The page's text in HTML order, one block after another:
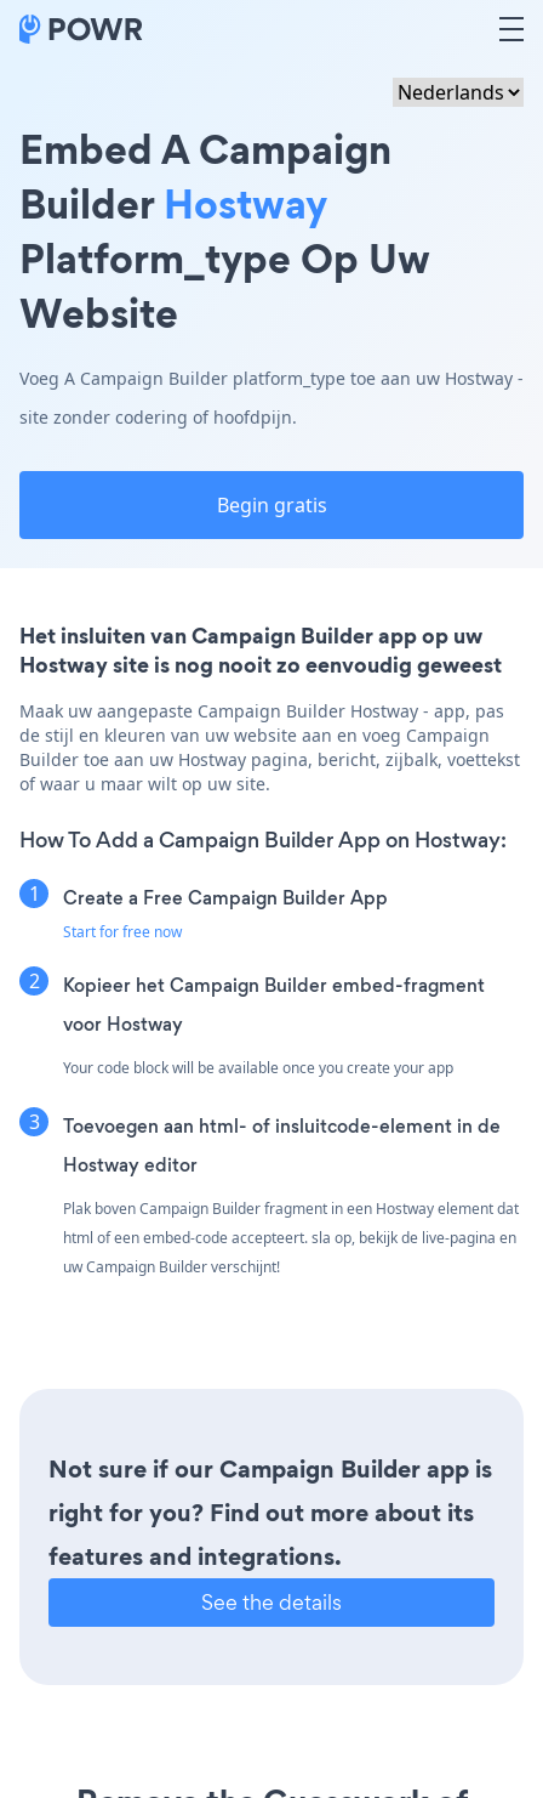
Embed A Campaign
BuilderHostway
Platform_type Op Uw
Website
Voeg A Campaign Builder platform_type toe aan uw Hostway -
site zonder codering of hoofdpijn.
Begin gratis
Het insluiten van Campaign Builder app op uw
Hostway site is nog nooit zo eenvoudig geweest
Maak uw aangepaste Campaign Builder Hostway - app, pas
de stijl en kleuren van uw website aan en voeg Campaign
Builder toe aan uw Hostway pagina, bericht, zijbalk, voettekst
of waar u maar wilt op uw site.
How To Add a Campaign Builder App on Hostway:
Create a Free Campaign Builder App
Start for free now
Kopieer het Campaign Builder embed-fragment
voor Hostway
Your code block will be available once you create your app
Toevoegen aan html- of insluitcode-element in de
Hostway editor
Plak boven Campaign Builder fragment in een Hostway element dat
html of een embed-code accepteert. sla op, bekijk de live-pagina en
uw Campaign Builder verschijnt!
Not sure if our Campaign Builder app is
right for you? Find out more about its
features and integrations.
See the details